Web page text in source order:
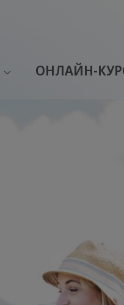
ОНЛАЙН-